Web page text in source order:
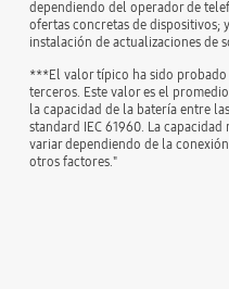
dependiendo del operador de
ofertas concretas de dispositivos;
instalación de actualizaciones de
***El valor típico ha sido
terceros. Este valor es el
la capacidad de la batería entre
standard IEC 61960. La
variar dependiendo de la
otros factores."